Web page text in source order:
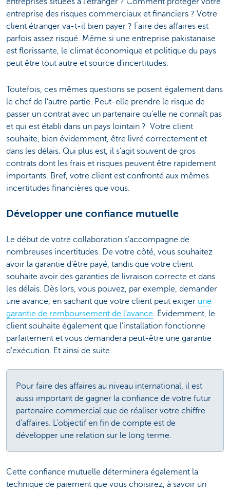
entreprise des risques commerciaux et financiers ? Votre
client étranger va-t-il bien payer ? Faire des affaires est
parfois assez risqué. Même si une entreprise pakistanaise
est florissante, le climat économique et politique du pays
peut être tout autre et source d’incertitudes.
Toutefois, ces mêmes questions se posent également dans
le chef de l’autre partie. Peut-elle prendre le risque de
passer un contrat avec un partenaire qu’elle ne connaît pas
et qui est établi dans un pays lointain ? Votre client
souhaite, bien évidemment, être livré correctement et
dans les délais. Qui plus est, il s’agit souvent de gros
contrats dont les frais et risques peuvent être rapidement
importants. Bref, votre client est confronté aux mêmes
incertitudes financières que vous.
Développer une confiance mutuelle
Le début de votre collaboration s’accompagne de
nombreuses incertitudes. De votre côté, vous souhaitez
avoir la garantie d’être payé, tandis que votre client
souhaite avoir des garanties de livraison correcte et dans
les délais. Dès lors, vous pouvez, par exemple, demander
une avance, en sachant que votre client peut exiger une
garantie de remboursement de l’avance. Évidemment, le
client souhaite également que l’installation fonctionne
parfaitement et vous demandera peut-être une garantie
d’exécution. Et ainsi de suite.
Pour faire des affaires au niveau international, il est
aussi important de gagner la confiance de votre futur
partenaire commercial que de réaliser votre chiffre
d’affaires. L’objectif en fin de compte est de
développer une relation sur le long terme.
Cette confiance mutuelle déterminera également la
technique de paiement que vous choisirez, à savoir un